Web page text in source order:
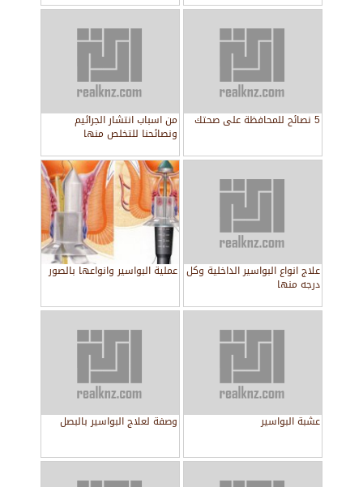
5 نصائح للمحافظة على صحتك من اسباب انتشار الجراثيم
ونصائحنا للتخلص منها
علاج انواع البواسير الداخلية وكل
درجه منها
عملية البواسير وانواعها بالصور
عشبة البواسير وصفة لعلاج البواسير بالبصل